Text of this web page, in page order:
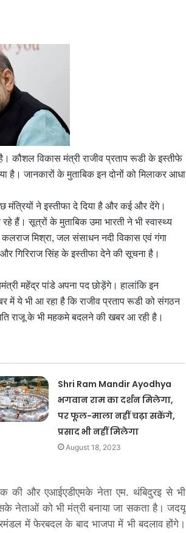
कौशल विकास मंत्री राजीव प्रताप रूडी के इस्तीफे
है। जानकारों के मुताबिक इन दोनों को मिलाकर आधा
मंत्रियों ने इस्तीफा दे दिया है और कई और देंगे।
हैं। सूत्रों के मुताबिक उमा भारती ने भी स्वास्थ्य
मिश्रा, जल संसाधन नदी विकास एवं गंगा
और गिरिराज सिंह के इस्तीफा देने की सूचना है।
महेंद्र पांडे अपना पद छोड़ेंगे। हालांकि इन
में ये भी आ रहा है कि राजीव प्रताप रूडी को संगठन
राजू के भी महकमे बदलने की खबर आ रही है।
Shri Ram Mandir Ayodhya
भगवान राम का दर्शन मिलेगा,
पर फूल-माला नहीं चढ़ा सकेंगे,
प्रसाद भी नहीं मिलेगा
August 18, 2023
की और एआईएडीएमके नेता एम. थंब‍िदुरइ से भी
नेताओं को भी मंत्री बनाया जा सकता है। जदयू
में फेरबदल के बाद भाजपा में भी बदलाव होंगे।